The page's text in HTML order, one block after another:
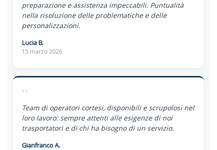
preparazione e assistenza impeccabili. Puntualità
nella risoluzione delle problematiche e delle
personalizzazioni.
Lucia B.
15 marzo 2026
“
Team di operatori cortesi, disponibili e scrupolosi nel
loro lavoro: sempre attenti alle esigenze di noi
trasportatori e di chi ha bisogno di un servizio.
Gianfranco A.